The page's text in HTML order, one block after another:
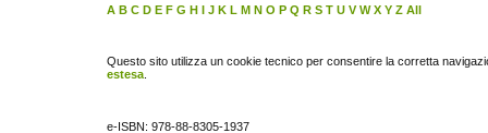
A B C D E F G H I J K L M N O P Q R S T U V W X Y Z All
Questo sito utilizza un cookie tecnico per consentire la corretta
estesa
e-ISBN: 978-88-8305-1937